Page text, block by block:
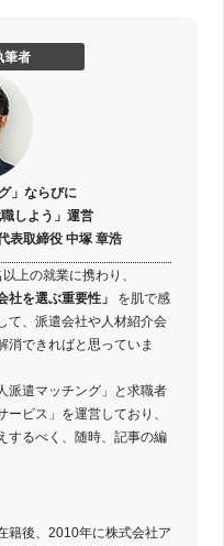
筆者
」ならびに
しよう」運営
表取締役 中塚 章浩
上の就業に携わり、
社を選ぶ重要性」
を肌で感
て、派遣会社や人材紹介会
消できればと思っていま
派遣マッチング」と求職者
ビス」を運営しており、
するべく、随時、記事の編
籍後、2010年に株式会社ア